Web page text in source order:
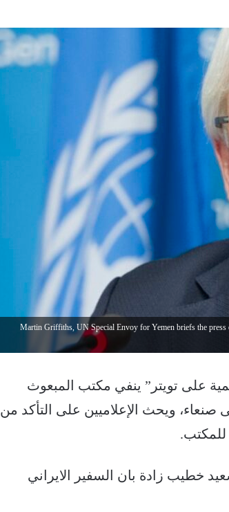
Martin Griffiths, UN Special Envoy for Yemen briefs the press
على تويتر” ينفي مكتب المبعوث
ويحث الإعلاميين على التأكد من
للمكتب.
خطيب زادة بان السفير الايراني